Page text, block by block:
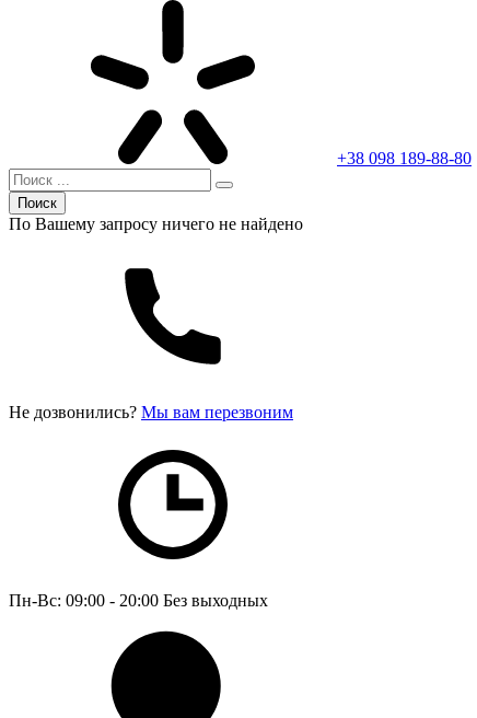
+38 098 189-88-80
Поиск
По Вашему запросу ничего не найдено
Не дозвонились? Мы вам перезвоним
Пн-Вс: 09:00 - 20:00 Без выходных